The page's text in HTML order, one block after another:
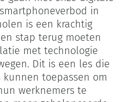
in
is een krachtig
stap terug moeten
met technologie
Dit is een les die
toepassen om
werknemers te